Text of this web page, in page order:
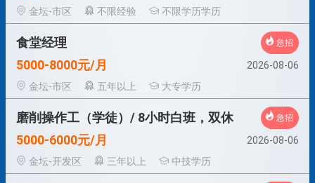
金坛-市区
不限经验 不限学历学历
食堂经理 急招
5000-8000元/月
2026-08-06
金坛-市区
五年以上 大专学历
磨削操作工（学徒）/ 8小时白班，双休 急招
5000-6000元/月
2026-08-06
金坛-开发区
三年以上 中技学历